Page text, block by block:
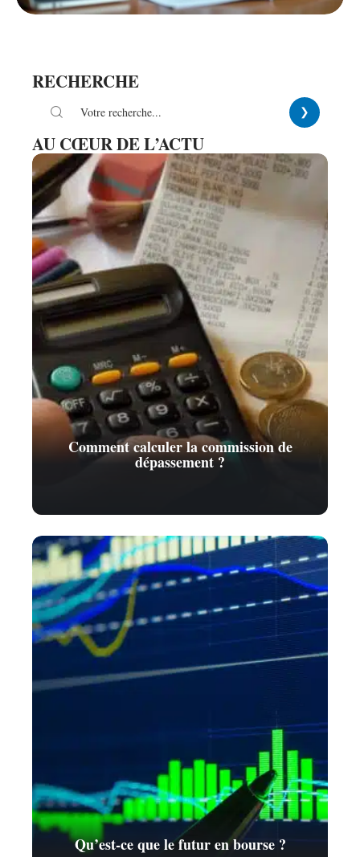
RECHERCHE
AU CŒUR DE L’ACTU
Comment calculer la commission de
dépassement ?
Qu’est-ce que le futur en bourse ?